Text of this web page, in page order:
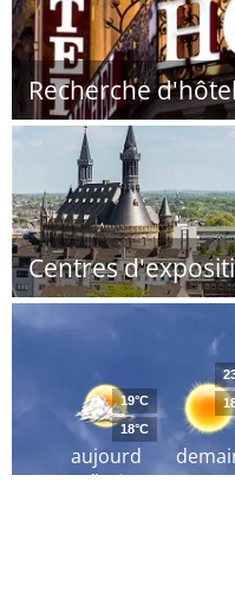
Recherche
Centres
aujourd
´hui
19°C
18°C